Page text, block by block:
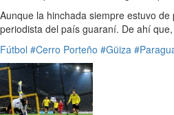
Aunque la hinchada siempre estuvo de
periodista del país guaraní. De ahí
Fútbol #Cerro Porteño #Güiza